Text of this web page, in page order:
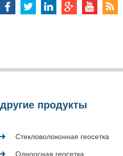
другие продукты
Стекловолоконная геосетка
Одноосная геосетка